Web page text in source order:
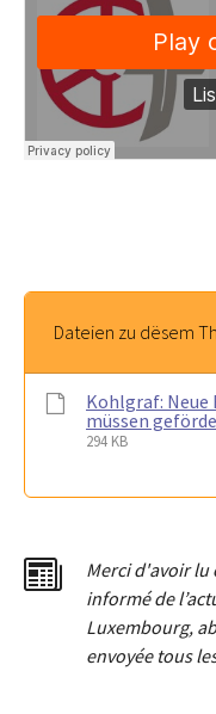
Dateien zu dësem
Kohlgraf: Neue
müssen
294 KB
Merci d'avoir lu
informé de
Luxembourg,
envoyée tous